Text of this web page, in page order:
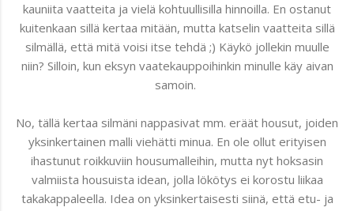
kauniita vaatteita ja vielä kohtuullisilla hinnoilla. En ostanut
kuitenkaan sillä kertaa mitään, mutta katselin vaatteita sillä
silmällä, että mitä voisi itse tehdä ;) Käykö jollekin muulle
niin? Silloin, kun eksyn vaatekauppoihinkin minulle käy aivan
samoin.
No, tällä kertaa silmäni nappasivat mm. eräät housut, joiden
yksinkertainen malli viehätti minua. En ole ollut erityisen
ihastunut roikkuviin housumalleihin, mutta nyt hoksasin
valmiista housuista idean, jolla lökötys ei korostu liikaa
takakappaleella. Idea on yksinkertaisesti siinä, että etu- ja